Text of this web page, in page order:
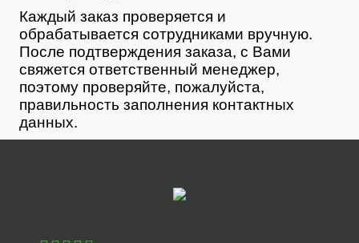
Каждый заказ проверяется и
обрабатывается сотрудниками вручную.
После подтверждения заказа, с Вами
свяжется ответственный менеджер,
поэтому проверяйте, пожалуйста,
правильность заполнения контактных
данных.